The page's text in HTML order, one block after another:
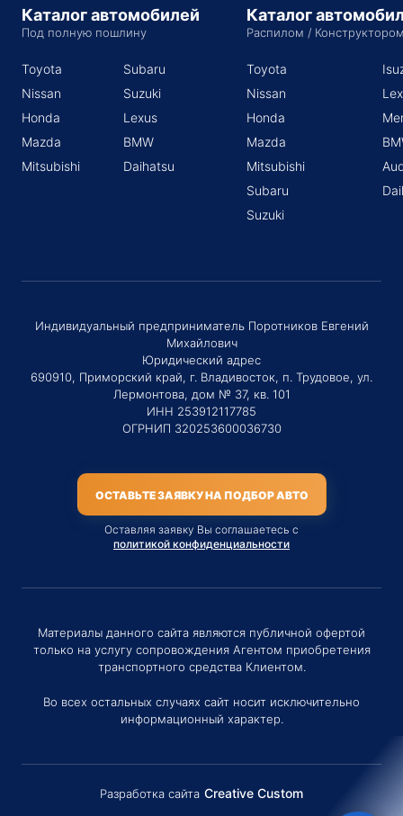
Каталог автомобилей
Под полную пошлину
Toyota
Nissan
Honda
Mazda
Mitsubishi
Subaru
Suzuki
Lexus
BMW
Daihatsu
Каталог
Распилом /
Toyota
Nissan
Honda
Mazda
Mitsubishi
Subaru
Suzuki
Индивидуальный предприниматель Поротников Евгений
Михайлович
Юридический адрес
690910, Приморский край, г. Владивосток, п. Трудовое, ул.
Лермонтова, дом № 37, кв. 101
ИНН 253912117785
ОГРНИП 320253600036730
ОСТАВЬТЕ ЗАЯВКУ НА ПОДБОР АВТО
Оставляя заявку Вы соглашаетесь с
политикой конфиденциальности
Материалы данного сайта являются публичной офертой
только на услугу сопровождения Агентом приобретения
транспортного средства Клиентом.
Во всех остальных случаях сайт носит исключительно
информационный характер.
Разработка сайта Creative Custom